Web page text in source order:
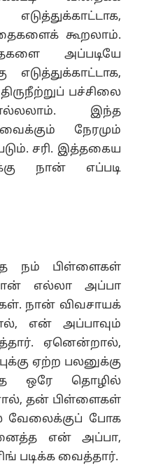
கூறலாம்.
அப்படியே
பச்சிலை
இந்த
நேரமும்
சரி. இத்தகைய
நான் எப்படி
நம் பிள்ளைகள்
எல்லா அப்பா
நான் விவசாயக்
என் அப்பாவும்
ஏனென்றால்,
ஏற்ற பலனுக்கு
ஒரே தொழில்
தன் பிள்ளைகள்
வேலைக்குப் போக
என் அப்பா,
படிக்க வைத்தார்.